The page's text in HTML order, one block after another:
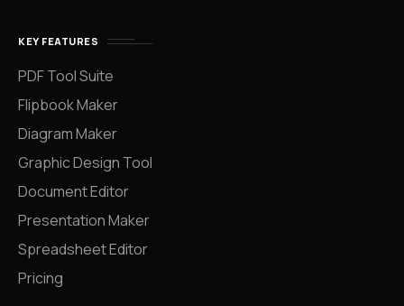
KEY FEATURES
PDF Tool Suite
Flipbook Maker
Diagram Maker
Graphic Design Tool
Document Editor
Presentation Maker
Spreadsheet Editor
Pricing